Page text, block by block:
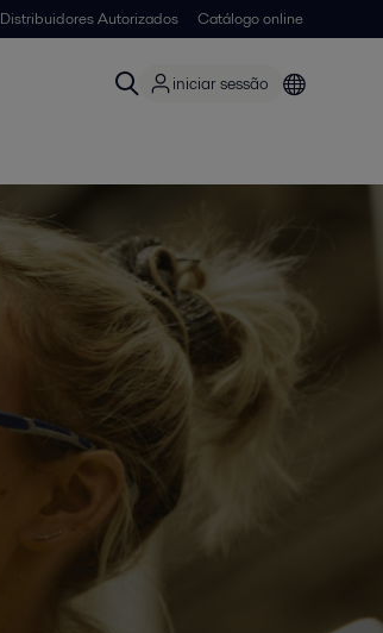
Distribuidores Autorizados Catálogo online
iniciar sessão